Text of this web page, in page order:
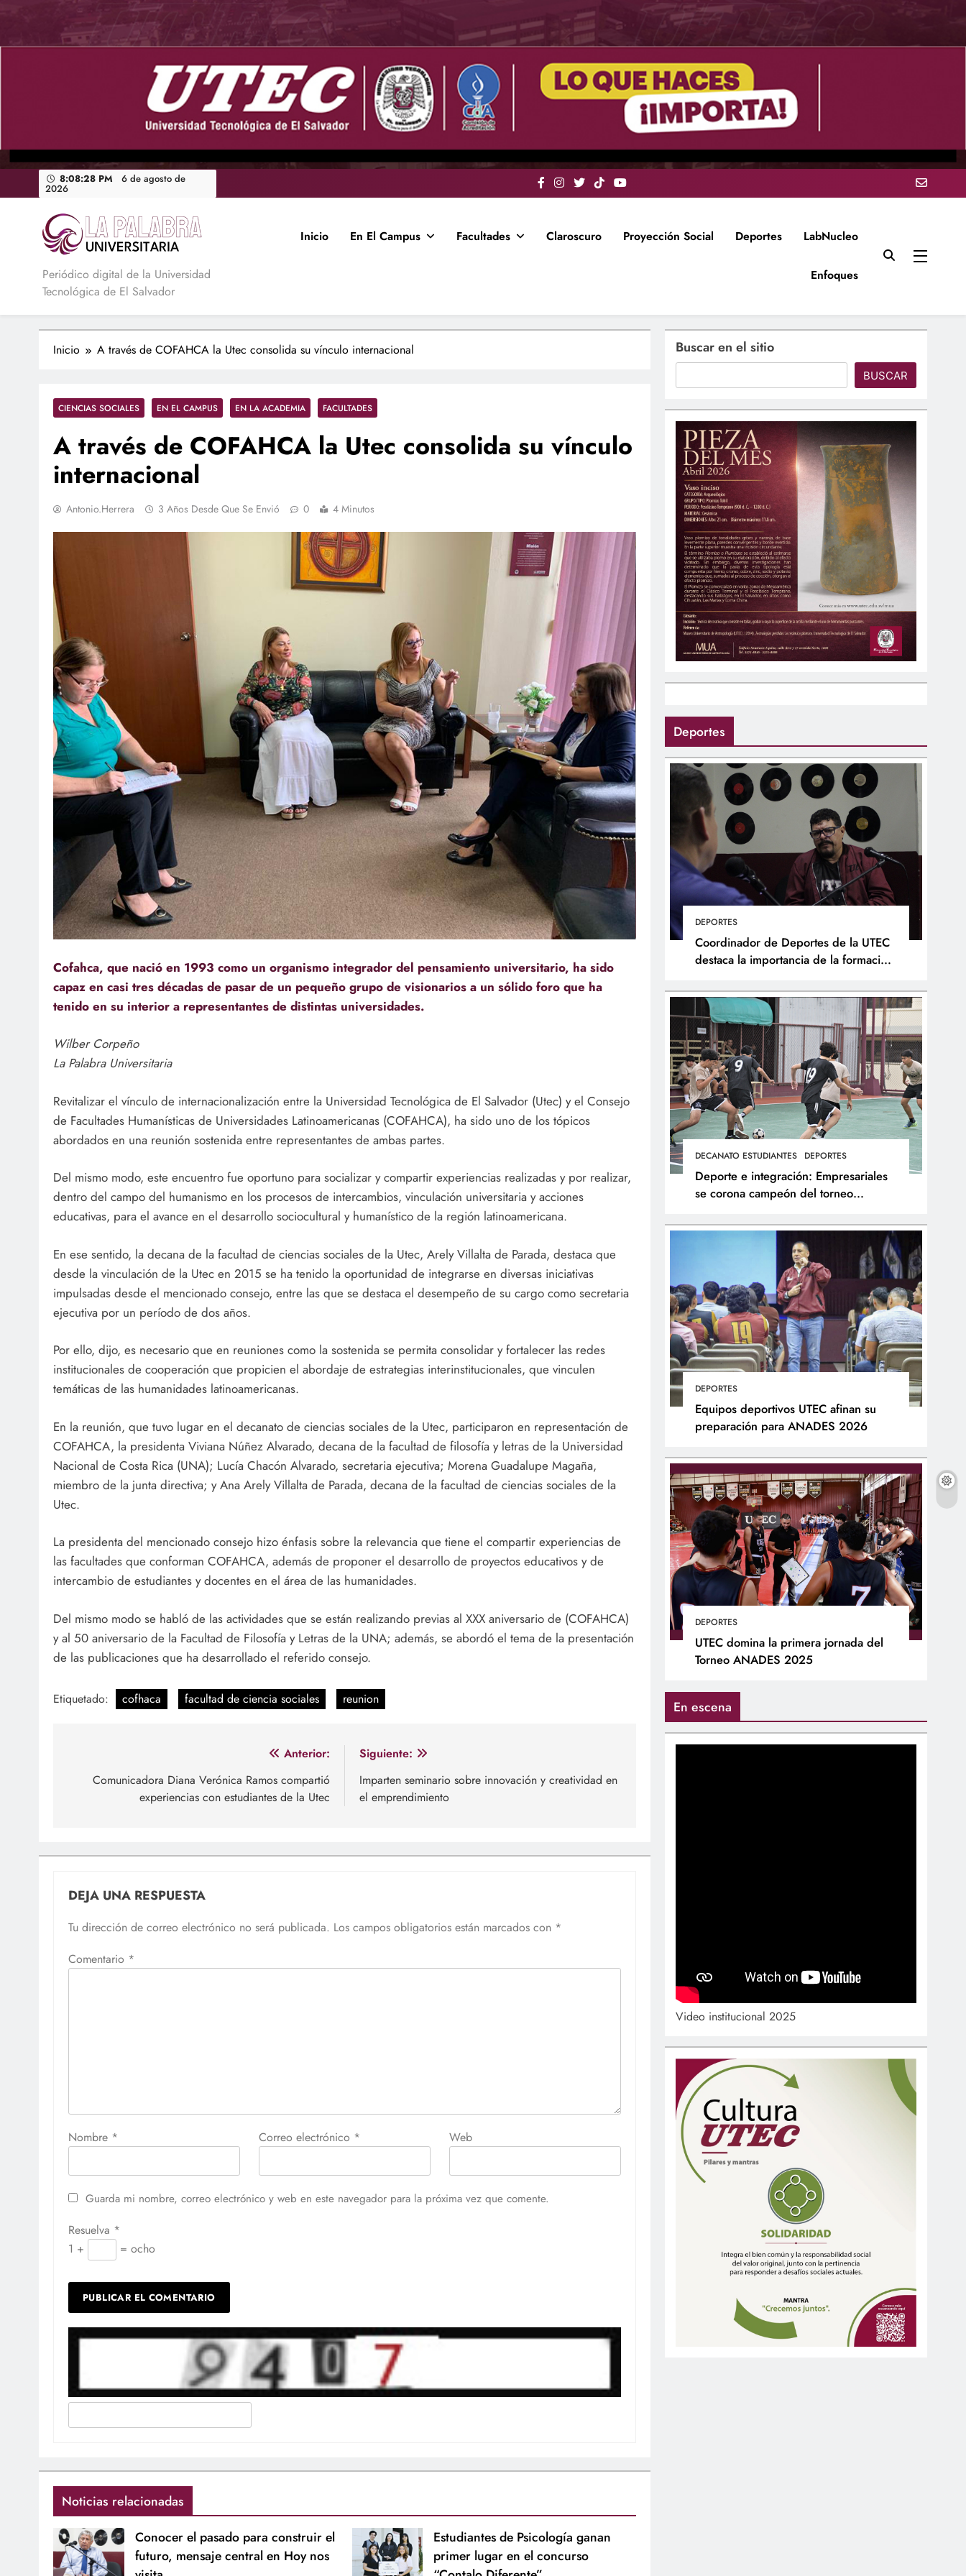
contenido
8:08:29 PM 6 de agosto de
2026
La Palabra Universitaria
Periódico digital de la Universidad
Tecnológica de El Salvador
Inicio En El Campus Facultades Claroscuro Proyección Social Deportes LabNucleo
Enfoques
Inicio A través de COFAHCA la Utec consolida su vínculo internacional
CIENCIAS SOCIALES EN EL CAMPUS EN LA ACADEMIA FACULTADES
A través de COFAHCA la Utec consolida su vínculo
internacional
Antonio.herrera 3 Años Desde Que Se Envió 0 4 Minutos
Cofahca, que nació en 1993 como un organismo integrador del pensamiento universitario, ha sido
capaz en casi tres décadas de pasar de un pequeño grupo de visionarios a un sólido foro que ha
tenido en su interior a representantes de distintas universidades.
Wilber Corpeño
La Palabra Universitaria
Revitalizar el vínculo de internacionalización entre la Universidad Tecnológica de El Salvador (Utec) y el Consejo
de Facultades Humanísticas de Universidades Latinoamericanas (COFAHCA), ha sido uno de los tópicos
abordados en una reunión sostenida entre representantes de ambas partes.
Del mismo modo, este encuentro fue oportuno para socializar y compartir experiencias realizadas y por realizar,
dentro del campo del humanismo en los procesos de intercambios, vinculación universitaria y acciones
educativas, para el avance en el desarrollo sociocultural y humanístico de la región latinoamericana.
En ese sentido, la decana de la facultad de ciencias sociales de la Utec, Arely Villalta de Parada, destaca que
desde la vinculación de la Utec en 2015 se ha tenido la oportunidad de integrarse en diversas iniciativas
impulsadas desde el mencionado consejo, entre las que se destaca el desempeño de su cargo como secretaria
ejecutiva por un período de dos años.
Por ello, dijo, es necesario que en reuniones como la sostenida se permita consolidar y fortalecer las redes
institucionales de cooperación que propicien el abordaje de estrategias interinstitucionales, que vinculen
temáticas de las humanidades latinoamericanas.
En la reunión, que tuvo lugar en el decanato de ciencias sociales de la Utec, participaron en representación de
COFAHCA, la presidenta Viviana Núñez Alvarado, decana de la facultad de filosofía y letras de la Universidad
Nacional de Costa Rica (UNA); Lucía Chacón Alvarado, secretaria ejecutiva; Morena Guadalupe Magaña,
miembro de la junta directiva; y Ana Arely Villalta de Parada, decana de la facultad de ciencias sociales de la
Utec.
La presidenta del mencionado consejo hizo énfasis sobre la relevancia que tiene el compartir experiencias de
las facultades que conforman COFAHCA, además de proponer el desarrollo de proyectos educativos y de
intercambio de estudiantes y docentes en el área de las humanidades.
Del mismo modo se habló de las actividades que se están realizando previas al XXX aniversario de (COFAHCA)
y al 50 aniversario de la Facultad de Filosofía y Letras de la UNA; además, se abordó el tema de la presentación
de las publicaciones que ha desarrollado el referido consejo.
Etiquetado: cofhaca facultad de ciencia sociales reunion
Anterior:
Comunicadora Diana Verónica Ramos compartió
experiencias con estudiantes de la Utec
Siguiente:
Imparten seminario sobre innovación y creatividad en
el emprendimiento
DEJA UNA RESPUESTA
Tu dirección de correo electrónico no será publicada. Los campos obligatorios están marcados con *
Comentario *
Nombre * Correo electrónico * Web
Guarda mi nombre, correo electrónico y web en este navegador para la próxima vez que comente.
Resuelva *
1 +
= ocho
Noticias relacionadas
Conocer el pasado para construir el
futuro, mensaje central en Hoy nos
Estudiantes de Psicología ganan
primer lugar en el concurso
Buscar en el sitio
BUSCAR
Deportes
DEPORTES
Coordinador de Deportes de la UTEC
destaca la importancia de la formación
DECANATO ESTUDIANTES DEPORTES
Deporte e integración: Empresariales
se corona campeón del torneo
DEPORTES
Equipos deportivos UTEC afinan su
preparación para ANADES 2026
DEPORTES
UTEC domina la primera jornada del
Torneo ANADES 2025
En escena
Video institucional 2025